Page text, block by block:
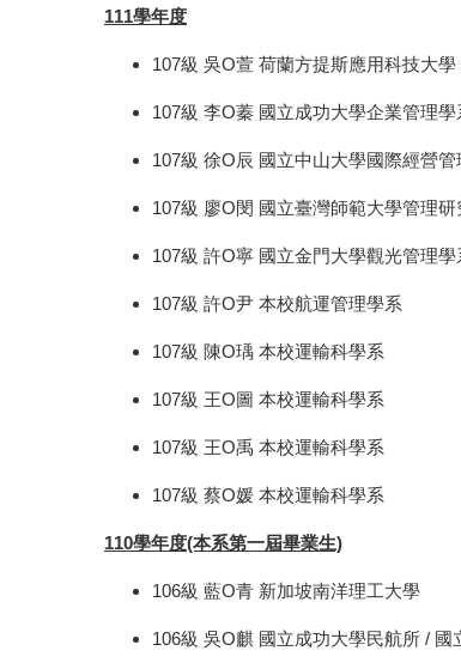
111學年度
107級 吳O萱 荷蘭方提斯應用科技大
107級 李O蓁 國立成功大學企業管理
107級 徐O辰 國立中山大學國際經營
107級 廖O閔 國立臺灣師範大學管理研
107級 許O寧 國立金門大學觀光管理學
107級 許O尹 本校航運管理學系
107級 陳O瑀 本校運輸科學系
107級 王O圖 本校運輸科學系
107級 王O禹 本校運輸科學系
107級 蔡O媛 本校運輸科學系
110學年度(本系第一屆畢業生)
106級 藍O青 新加坡南洋理工大學
106級 吳O麒 國立成功大學民航所 / 國